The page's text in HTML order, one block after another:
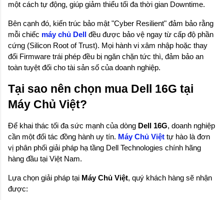
một cách tự động, giúp giảm thiểu tối đa thời gian Downtime.
Bên cạnh đó, kiến trúc bảo mật "Cyber Resilient" đảm bảo rằng
mỗi chiếc máy chủ Dell
đều được bảo vệ ngay từ cấp độ phần
cứng (Silicon Root of Trust). Mọi hành vi xâm nhập hoặc thay
đổi Firmware trái phép đều bị ngăn chặn tức thì, đảm bảo an
toàn tuyệt đối cho tài sản số của doanh nghiệp.
Tại sao nên chọn mua Dell 16G tại
Máy Chủ Việt?
Để khai thác tối đa sức mạnh của dòng Dell 16G, doanh nghiệp
cần một đối tác đồng hành uy tín. Máy Chủ Việt tự hào là đơn
vị phân phối giải pháp hạ tầng Dell Technologies chính hãng
hàng đầu tại Việt Nam.
Lựa chọn giải pháp tại Máy Chủ Việt, quý khách hàng sẽ nhận
được: